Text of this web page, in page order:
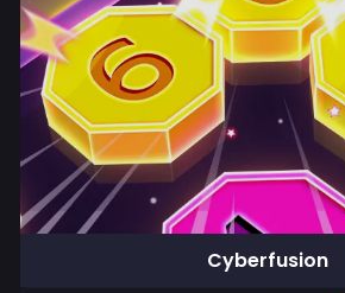
Cyberfusion